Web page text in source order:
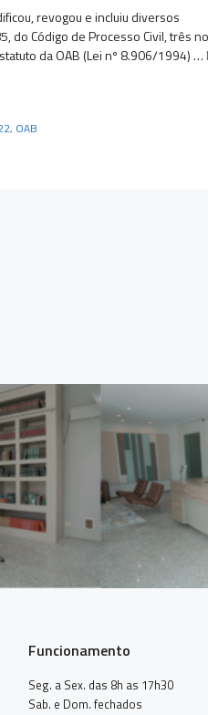
revogou e incluiu diversos
do Código de Processo Civil, três
da OAB (Lei nº 8.906/1994) …
, OAB
Funcionamento
Seg. a Sex. das 8h as 17h30
Sab. e Dom. fechados